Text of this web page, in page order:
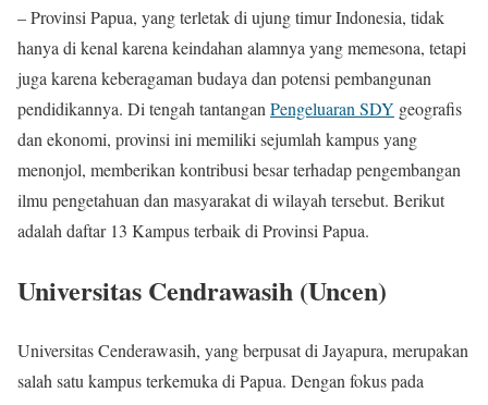
– Provinsi Papua, yang terletak di ujung timur Indonesia, tidak
hanya di kenal karena keindahan alamnya yang memesona, tetapi
juga karena keberagaman budaya dan potensi pembangunan
pendidikannya. Di tengah tantanganPengeluaran SDY geografis
dan ekonomi, provinsi ini memiliki sejumlah kampus yang
menonjol, memberikan kontribusi besar terhadap pengembangan
ilmu pengetahuan dan masyarakat di wilayah tersebut. Berikut
adalah daftar 13 Kampus terbaik di Provinsi Papua.
Universitas Cendrawasih (Uncen)
Universitas Cenderawasih, yang berpusat di Jayapura, merupakan
salah satu kampus terkemuka di Papua. Dengan fokus pada